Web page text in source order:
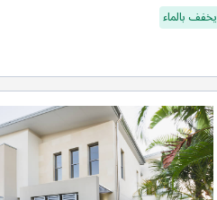
يخفف بالماء